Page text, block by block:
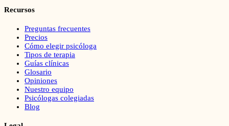
Recursos
Preguntas frecuentes
Precios
Cómo elegir psicóloga
Tipos de terapia
Guías clínicas
Glosario
Opiniones
Nuestro equipo
Psicólogas colegiadas
Blog